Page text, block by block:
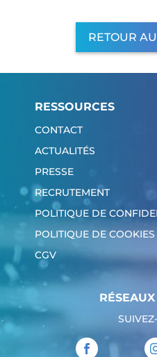
RETOUR
RESSOURCES
CONTACT
ACTUALITÉS
PRESSE
RECRUTEMENT
POLITIQUE DE
POLITIQUE DE COOKIES
CGV